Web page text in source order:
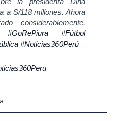
a S/118 millones. Ahora
considerablemente.
#GoRePiura
#Fútbol
#Noticias360Perú